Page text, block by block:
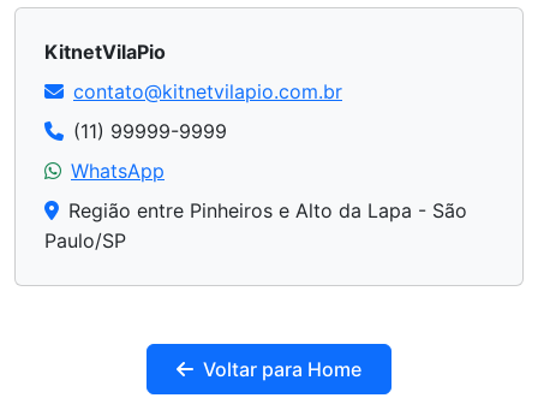
KitnetVilaPio
contato@kitnetvilapio.com.br
(11) 99999-9999
WhatsApp
Região entre Pinheiros e Alto da Lapa - São
Paulo/SP
Voltar para Home